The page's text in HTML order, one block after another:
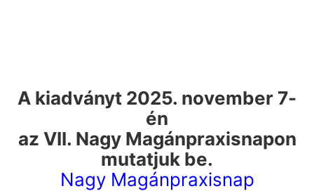
A kiadványt 2025. november 7-
én
az VII. Nagy Magánpraxisnapon
mutatjuk be.
Nagy Magánpraxisnap